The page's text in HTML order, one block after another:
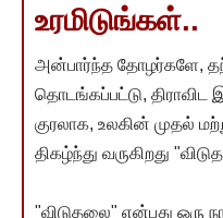
உரமிடுங்கள்..
அன்பார்ந்த தோழர்களே,
தொடங்கப்பட்டு,
குரலாக, உலகின் முதல்
திகழ்ந்து வருகிறது
"விடுதலை" என்பது ஒரு